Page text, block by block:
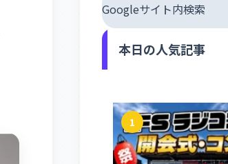
Googleサイト内検索
本日の人気記事
1